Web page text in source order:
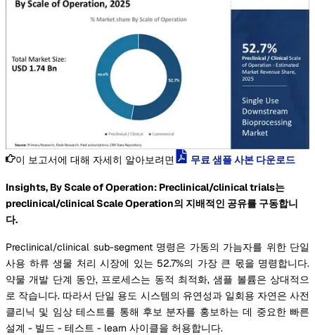
이 보고서에 대해 자세히 알아보려면 무료 샘플 사본 다운로드
Insights, By Scale of Operation: Preclinical/clinical trials는
preclinical/clinical Scale Operation의 지배적인 공유를 구동합니
다.
Preclinical/clinical sub-segment 명령은 가동의 가늠자를 위한 단일
사용 하류 생물 처리 시장에 있는 52.7%의 가장 큰 몫을 명령합니다.
약물 개발 단계 동안, 프로세스는 동적 최적화, 샘플 볼륨은 상대적으
로 작습니다. 따라서 단일 용도 시스템의 유연성과 일회용 자연은 사전
클리닉 및 임상 테스트를 통해 후보 분자를 홍보하는 데 중요한 빠른
설계 - 빌드 - 테스트 - learn 사이클을 허용합니다.